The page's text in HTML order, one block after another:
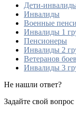
Дети-
Инвалиды
Военные
Инвалиды 1
Пенсионеры
Инвалиды 2
Ветеранов
Инвалиды 3
Не нашли ответ?
Задайте свой